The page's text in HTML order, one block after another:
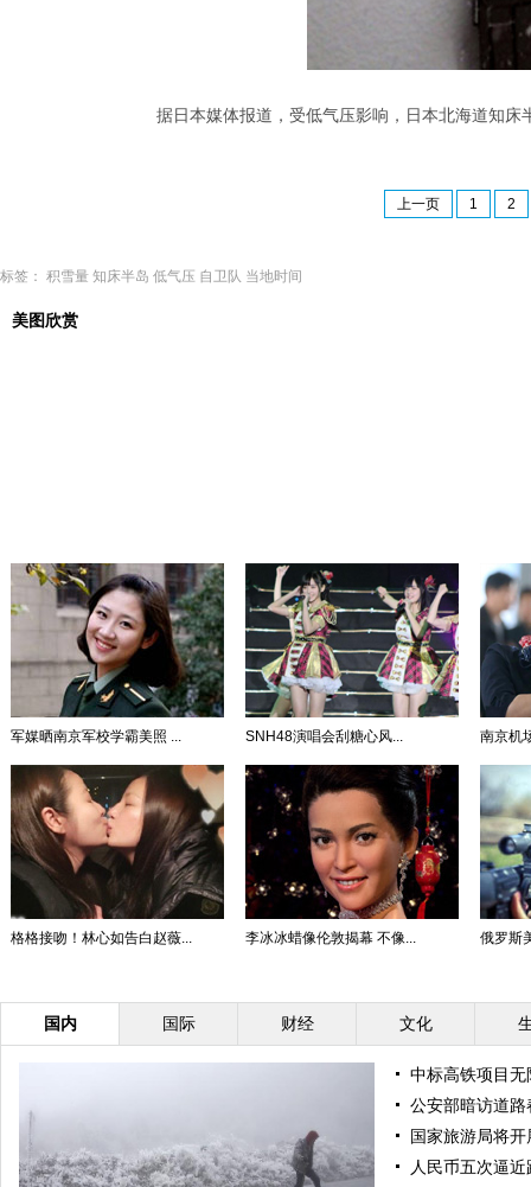
据日本媒体报道，受低气压影响，日本北海道知床
上一页 1 2
标签： 积雪量 知床半岛 低气压 自卫队 当地时间
美图欣赏
军媒晒南京军校学霸美照 ... SNH48演唱会刮糖心风... 南京机
格格接吻！林心如告白赵薇... 李冰冰蜡像伦敦揭幕 不像... 俄罗斯
国内 国际 财经 文化
中标高铁项目
公安部暗访道
国家旅游局将
人民币五次逼